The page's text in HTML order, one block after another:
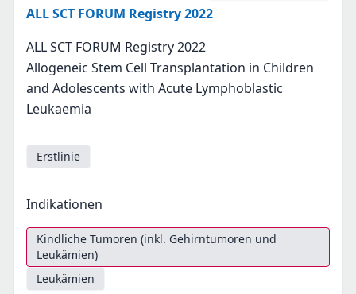
ALL SCT FORUM Registry 2022
ALL SCT FORUM Registry 2022
Allogeneic Stem Cell Transplantation in Children
and Adolescents with Acute Lymphoblastic
Leukaemia
Erstlinie
Indikationen
Kindliche Tumoren (inkl. Gehirntumoren und
Leukämien)
Leukämien